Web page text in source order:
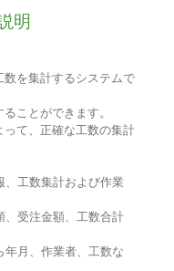
明
を集計するシステムで
ことができます。
て、正確な工数の集計
、工数集計および作業
、受注金額、工数合計
年月、作業者、工数な